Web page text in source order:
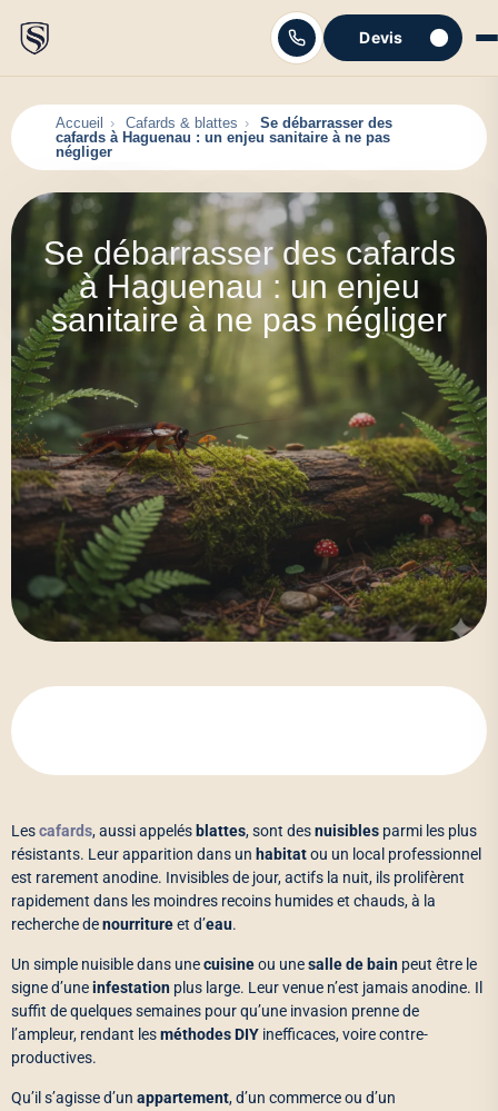
Devis
Accueil Cafards & blattes
Se débarrasser des
cafards à Haguenau : un enjeu sanitaire à ne pas
négliger
Se débarrasser des cafards
à Haguenau : un enjeu
sanitaire à ne pas négliger
Lescafards, aussi appelés blattes, sont desnuisibles parmi les plus
résistants. Leur apparition dans un habitatou un local professionnel
est rarement anodine. Invisibles de jour, actifs la nuit, ils prolifèrent
rapidement dans les moindres recoins humides et chauds, à la
recherche denourritureet d’eau.
Un simple nuisible dans unecuisineou unesalle de bain peut être le
signe d’uneinfestation plus large. Leur venue n’est jamais anodine. Il
suffit de quelques semaines pour qu’une invasion prenne de
l’ampleur, rendant lesméthodes DIY inefficaces, voire contre-
productives.
Qu’il s’agisse d’un appartement, d’un commerce ou d’un